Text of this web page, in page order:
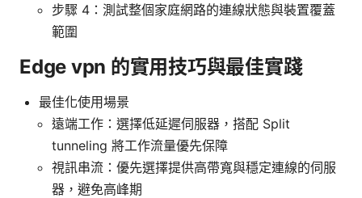
步驟 4：測試整個家庭網路的連線狀態與裝置覆蓋
範圍
Edge vpn 的實用技巧與最佳實踐
最佳化使用場景
遠端工作：選擇低延遲伺服器，搭配 Split
tunneling 將工作流量優先保障
視訊串流：優先選擇提供高帶寬與穩定連線的伺服
器，避免高峰期